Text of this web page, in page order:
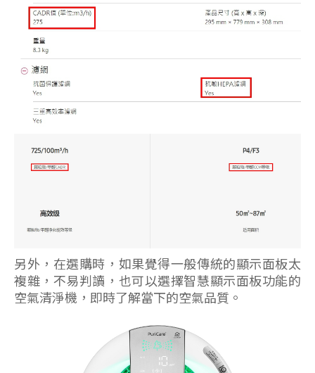
另外，在選購時，如果覺得一般傳統的顯示面板太
複雜，不易判讀，也可以選擇智慧顯示面板功能的
空氣清淨機，即時了解當下的空氣品質。